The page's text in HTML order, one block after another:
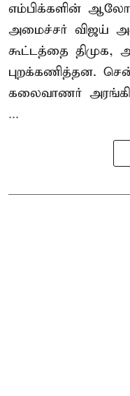
எம்பிக்களின்
அமைச்சர் விஜய்
கூட்டத்தை திமுக,
புறக்கணித்தன.
கலைவாணர்
...